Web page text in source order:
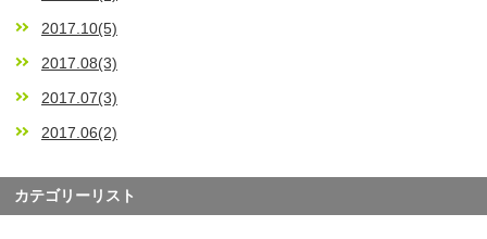
2017.10(5)
2017.08(3)
2017.07(3)
2017.06(2)
カテゴリーリスト